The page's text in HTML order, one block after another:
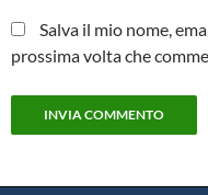
Salva il mio nome,
prossima volta che